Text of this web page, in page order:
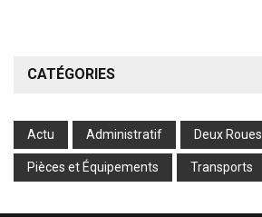
CATÉGORIES
Actu Administratif Deux Roues
Pièces et Équipements Transports